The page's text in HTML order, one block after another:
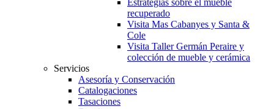
recuperado
Visita Mas Cabanyes y Santa &
Cole
Visita Taller Germán Peraire y
colección de mueble y cerámica
Servicios
Asesoría y Conservación
Catalogaciones
Tasaciones